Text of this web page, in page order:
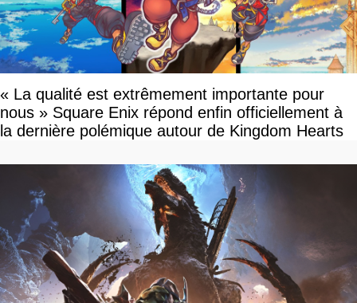
« La qualité est extrêmement importante pour
nous » Square Enix répond enfin officiellement à
la dernière polémique autour de Kingdom Hearts